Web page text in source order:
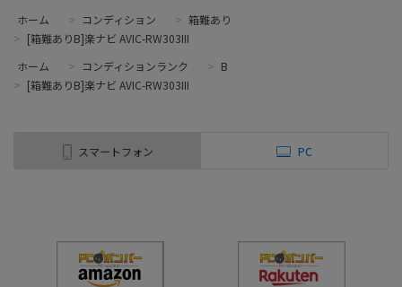
ホーム
> コンディション > 箱難あり
> [箱難ありB]楽ナビ AVIC-RW303III
ホーム
> コンディションランク > B
> [箱難ありB]楽ナビ AVIC-RW303III
スマートフォン PC